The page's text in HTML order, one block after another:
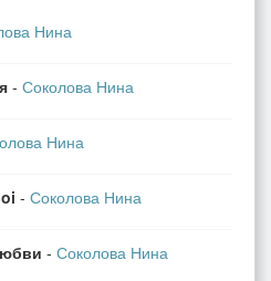
Нина
- Соколова Нина
Нина
- Соколова Нина
- Соколова Нина